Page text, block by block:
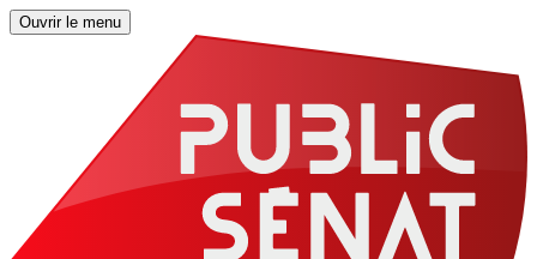
Ouvrir le menu